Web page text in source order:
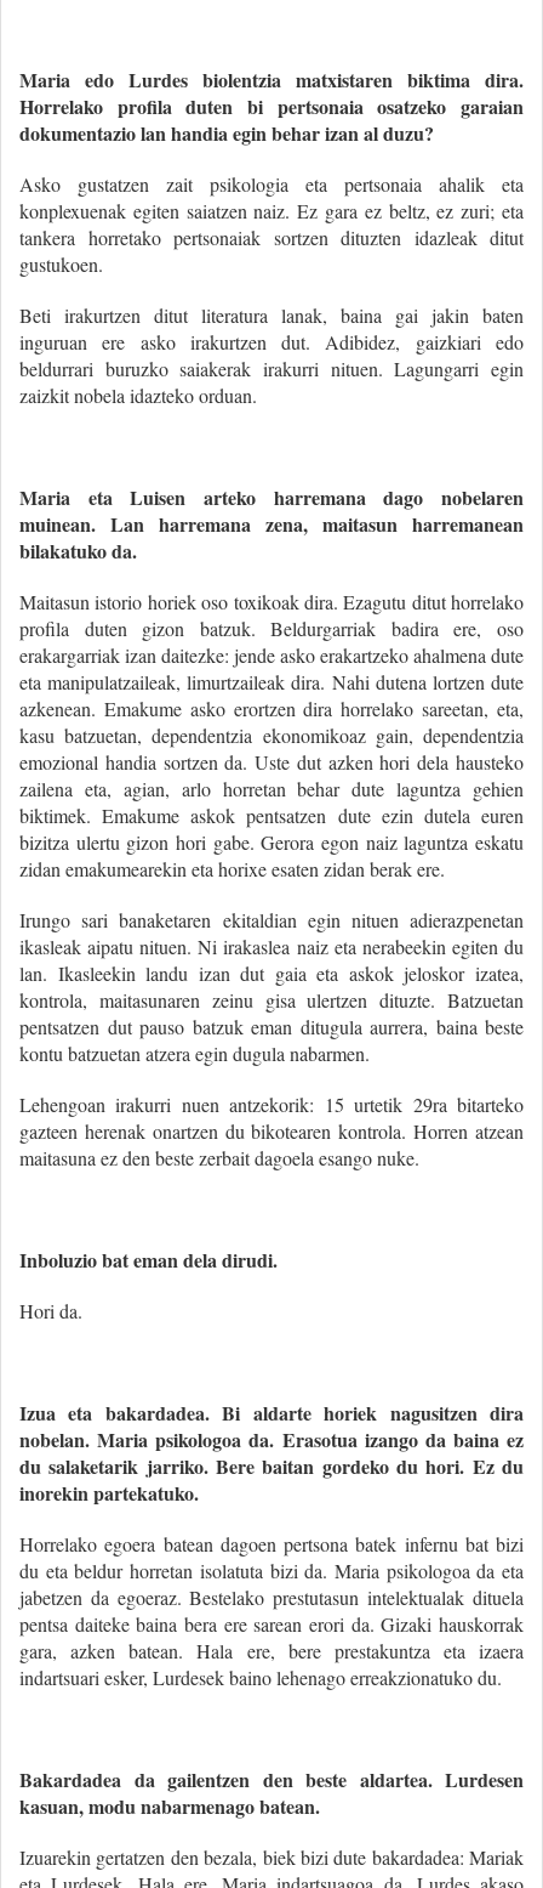
Maria edo Lurdes biolentzia matxistaren biktima dira.
Horrelako profila duten bi pertsonaia osatzeko garaian
dokumentazio lan handia egin behar izan al duzu?
Asko gustatzen zait psikologia eta pertsonaia ahalik eta
konplexuenak egiten saiatzen naiz. Ez gara ez beltz, ez zuri; eta
tankera horretako pertsonaiak sortzen dituzten idazleak ditut
gustukoen.
Beti irakurtzen ditut literatura lanak, baina gai jakin baten
inguruan ere asko irakurtzen dut. Adibidez, gaizkiari edo
beldurrari buruzko saiakerak irakurri nituen. Lagungarri egin
zaizkit nobela idazteko orduan.
Maria eta Luisen arteko harremana dago nobelaren
muinean. Lan harremana zena, maitasun harremanean
bilakatuko da.
Maitasun istorio horiek oso toxikoak dira. Ezagutu ditut horrelako
profila duten gizon batzuk. Beldurgarriak badira ere, oso
erakargarriak izan daitezke: jende asko erakartzeko ahalmena dute
eta manipulatzaileak, limurtzaileak dira. Nahi dutena lortzen dute
azkenean. Emakume asko erortzen dira horrelako sareetan, eta,
kasu batzuetan, dependentzia ekonomikoaz gain, dependentzia
emozional handia sortzen da. Uste dut azken hori dela hausteko
zailena eta, agian, arlo horretan behar dute laguntza gehien
biktimek. Emakume askok pentsatzen dute ezin dutela euren
bizitza ulertu gizon hori gabe. Gerora egon naiz laguntza eskatu
zidan emakumearekin eta horixe esaten zidan berak ere.
Irungo sari banaketaren ekitaldian egin nituen adierazpenetan
ikasleak aipatu nituen. Ni irakaslea naiz eta nerabeekin egiten du
lan. Ikasleekin landu izan dut gaia eta askok jeloskor izatea,
kontrola, maitasunaren zeinu gisa ulertzen dituzte. Batzuetan
pentsatzen dut pauso batzuk eman ditugula aurrera, baina beste
kontu batzuetan atzera egin dugula nabarmen.
Lehengoan irakurri nuen antzekorik: 15 urtetik 29ra bitarteko
gazteen herenak onartzen du bikotearen kontrola. Horren atzean
maitasuna ez den beste zerbait dagoela esango nuke.
Inboluzio bat eman dela dirudi.
Hori da.
Izua eta bakardadea. Bi aldarte horiek nagusitzen dira
nobelan. Maria psikologoa da. Erasotua izango da baina ez
du salaketarik jarriko. Bere baitan gordeko du hori. Ez du
inorekin partekatuko.
Horrelako egoera batean dagoen pertsona batek infernu bat bizi
du eta beldur horretan isolatuta bizi da. Maria psikologoa da eta
jabetzen da egoeraz. Bestelako prestutasun intelektualak dituela
pentsa daiteke baina bera ere sarean erori da. Gizaki hauskorrak
gara, azken batean. Hala ere, bere prestakuntza eta izaera
indartsuari esker, Lurdesek baino lehenago erreakzionatuko du.
Bakardadea da gailentzen den beste aldartea. Lurdesen
kasuan, modu nabarmenago batean.
Izuarekin gertatzen den bezala, biek bizi dute bakardadea: Mariak